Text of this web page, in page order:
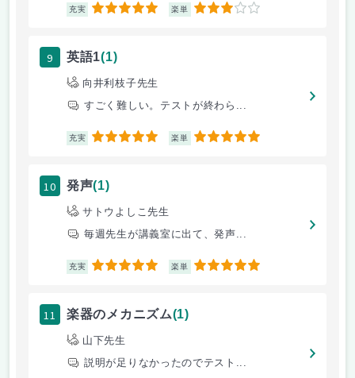
充実 5 楽単 3
9 英語1(1)
向井利枝子先生
すごく難しい。テストが終わら...
充実 5 楽単 5
10 発声(1)
サトウよしこ先生
毎週先生が講義室に出て、発声...
充実 5 楽単 5
11 楽器のメカニズム(1)
山下先生
説明が足りなかったのでテスト...